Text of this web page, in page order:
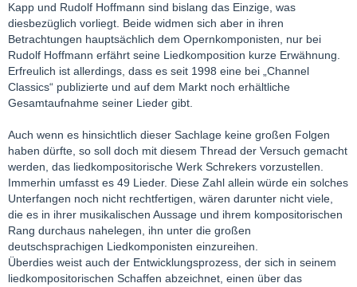
Kapp und Rudolf Hoffmann sind bislang das Einzige, was
diesbezüglich vorliegt. Beide widmen sich aber in ihren
Betrachtungen hauptsächlich dem Opernkomponisten, nur bei
Rudolf Hoffmann erfährt seine Liedkomposition kurze Erwähnung.
Erfreulich ist allerdings, dass es seit 1998 eine bei „Channel
Classics“ publizierte und auf dem Markt noch erhältliche
Gesamtaufnahme seiner Lieder gibt.
Auch wenn es hinsichtlich dieser Sachlage keine großen Folgen
haben dürfte, so soll doch mit diesem Thread der Versuch gemacht
werden, das liedkompositorische Werk Schrekers vorzustellen.
Immerhin umfasst es 49 Lieder. Diese Zahl allein würde ein solches
Unterfangen noch nicht rechtfertigen, wären darunter nicht viele,
die es in ihrer musikalischen Aussage und ihrem kompositorischen
Rang durchaus nahelegen, ihn unter die großen
deutschsprachigen Liedkomponisten einzureihen.
Überdies weist auch der Entwicklungsprozess, der sich in seinem
liedkompositorischen Schaffen abzeichnet, einen über das